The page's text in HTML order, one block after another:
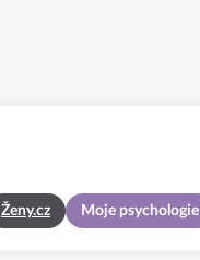
Ženy.cz Moje psychologie